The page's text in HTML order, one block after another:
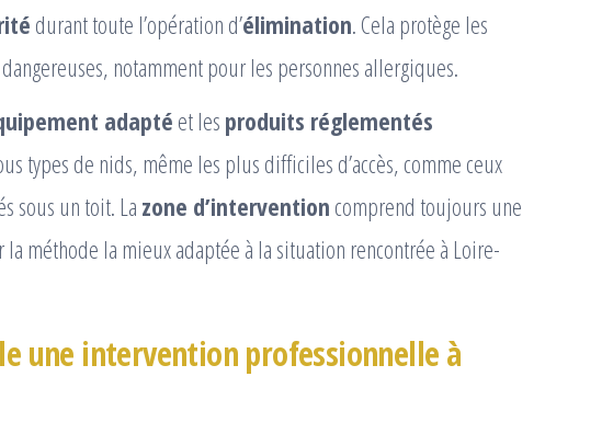
durant toute l’opération d’élimination. Cela protège les
notamment pour les personnes allergiques.
adapté et les produits réglementés
types de nids, même les plus difficiles d’accès, comme ceux
sous un toit. La zone d’intervention comprend toujours une
méthode la mieux adaptée à la situation rencontrée à Loire-
une intervention professionnelle à